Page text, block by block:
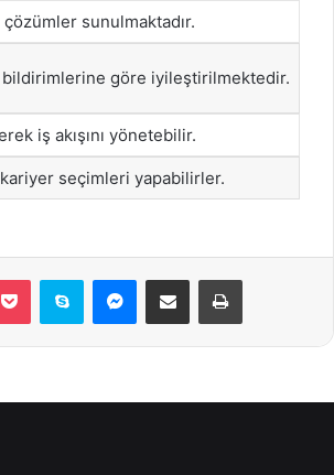
çözümler sunulmaktadır.
bildirimlerine göre iyileştirilmektedir.
iş akışını yönetebilir.
seçimleri yapabilirler.
Pocket Skype Messenger
E-Posta ile paylaş Yazdır